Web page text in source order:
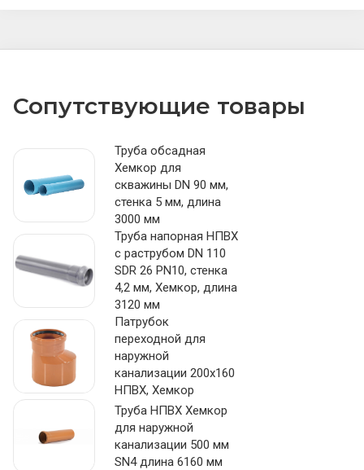
Сопутствующие товары
Труба обсадная
Хемкор для
скважины DN 90 мм,
стенка 5 мм, длина
3000 мм
Труба напорная НПВХ
с раструбом DN 110
SDR 26 PN10, стенка
4,2 мм, Хемкор, длина
3120 мм
Патрубок
переходной для
наружной
канализации 200х160
НПВХ, Хемкор
Труба НПВХ Хемкор
для наружной
канализации 500 мм
SN4 длина 6160 мм